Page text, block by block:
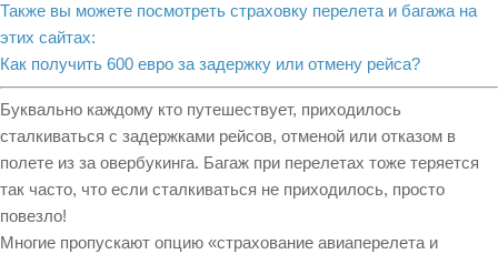
Также вы можете посмотреть страховку перелета и багажа на
этих сайтах:
Как получить 600 евро за задержку или отмену рейса?
Буквально каждому кто путешествует, приходилось
сталкиваться с задержками рейсов, отменой или отказом в
полете из за овербукинга. Багаж при перелетах тоже теряется
так часто, что если сталкиваться не приходилось, просто
повезло!
Многие пропускают опцию «страхование авиаперелета и